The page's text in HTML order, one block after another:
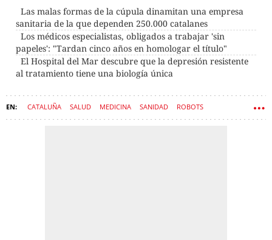
Las malas formas de la cúpula dinamitan una empresa
sanitaria de la que dependen 250.000 catalanes
Los médicos especialistas, obligados a trabajar 'sin
papeles': "Tardan cinco años en homologar el título"
El Hospital del Mar descubre que la depresión resistente
al tratamiento tiene una biología única
CATALUÑA SALUD MEDICINA SANIDAD ROBOTS